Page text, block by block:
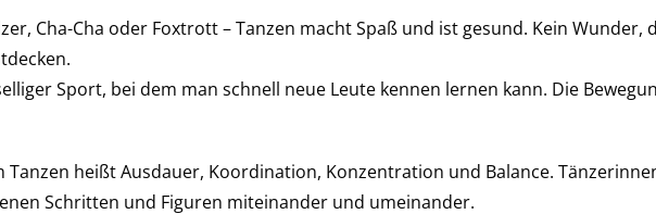
Cha-Cha oder Foxtrott – Tanzen macht Spaß und ist gesund. Kein
Sport, bei dem man schnell neue Leute kennen lernen kann. Die
Tanzen heißt Ausdauer, Koordination, Konzentration und Balance.
Schritten und Figuren miteinander und umeinander.